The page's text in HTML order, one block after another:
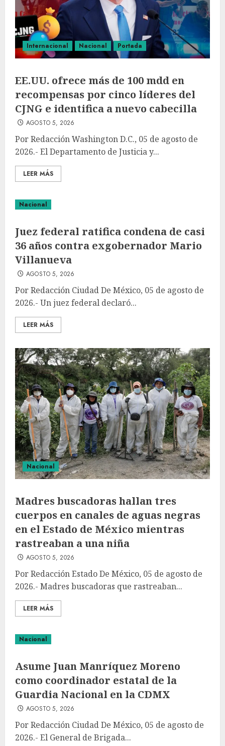
Internacional Nacional Portada
EE.UU. ofrece más de 100 mdd en
recompensas por cinco líderes del
CJNG e identifica a nuevo cabecilla
AGOSTO 5, 2026
Por Redacción Washington D.C., 05 de agosto de
2026.- El Departamento de Justicia y...
LEER MÁS
Nacional
Juez federal ratifica condena de casi
36 años contra exgobernador Mario
Villanueva
AGOSTO 5, 2026
Por Redacción Ciudad De México, 05 de agosto de
2026.- Un juez federal declaró...
LEER MÁS
Nacional
Madres buscadoras hallan tres
cuerpos en canales de aguas negras
en el Estado de México mientras
rastreaban a una niña
AGOSTO 5, 2026
Por Redacción Estado De México, 05 de agosto de
2026.- Madres buscadoras que rastreaban...
LEER MÁS
Nacional
Asume Juan Manríquez Moreno
como coordinador estatal de la
Guardia Nacional en la CDMX
AGOSTO 5, 2026
Por Redacción Ciudad De México, 05 de agosto de
2026.- El General de Brigada...